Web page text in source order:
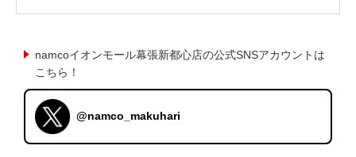
namcoイオンモール幕張新都心店の公式SNSアカウントは
こちら！
@namco_makuhari